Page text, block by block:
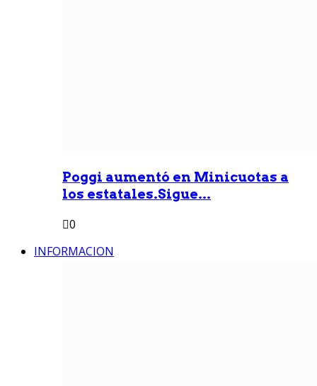
Poggi aumentó en Minicuotas a
los estatales.Sigue...
0
INFORMACION